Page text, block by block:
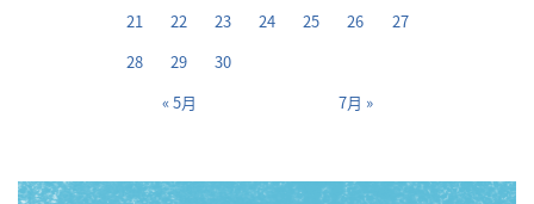
« 5月 7月 »
21
22 23 24 25 26
27
28
29 30